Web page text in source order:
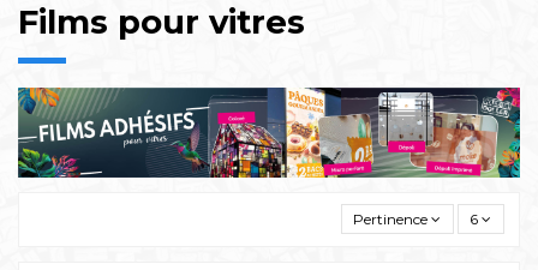
Films pour vitres
Pertinence 6